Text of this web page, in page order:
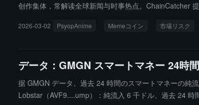
创作集体，常解读全球新闻与时事热点。ChainCatcher
2026-03-02 PsyopAnime Memeコイン 市場リスク
データ：GMGN スマートマネー 24時
据 GMGN データ、過去 24 時間のスマートマネーの純
Lobstar（AVF9....ump）：純流入 6 千ドル、過去 24